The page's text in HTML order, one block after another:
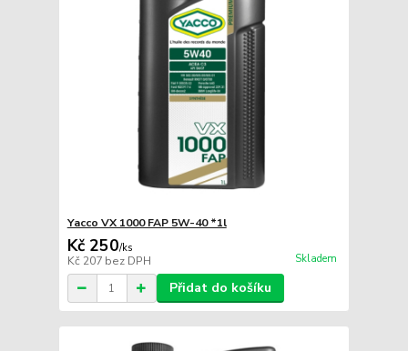
Yacco VX 1000 FAP 5W-40 *1l
Kč 250/ks
Kč 207 bez DPH Skladem
Přidat do košíku